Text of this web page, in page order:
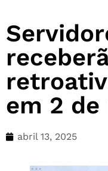
em 2 de
abril 13, 2025